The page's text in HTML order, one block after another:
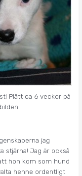
Plätt ca 6 veckor på
bilden.
jag
stjärna! Jag är också
hon kom som hund
henne ordentligt